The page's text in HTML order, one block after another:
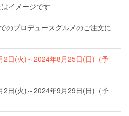
イメージです
のプロデュースグルメのご注文に
2日(火)～2024年8月25日(日)（予
2日(火)～2024年9月29日(日)（予